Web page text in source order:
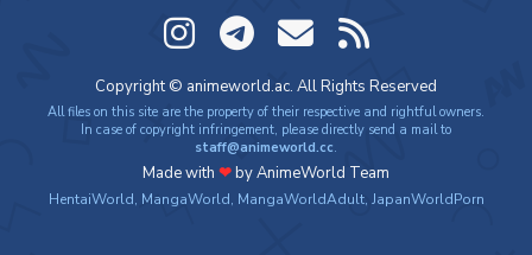
Special - 2005 - 42 min/ep
One Piece Movie 07: Karakuri-jou no Mecha Kyohei
Movie - 2006 - 1h e 34 min/ep
One Piece Movie 07: Karakuri-jou no Mecha Kyohei
(ITA)
Copyright © animeworld.ac. All Rights Reserved
All files on this site are the property of their respective and rightful owners.
In case of copyright infringement, please directly send a mail to
staff@animeworld.cc.
Made with ❤by AnimeWorld Team
HentaiWorld, MangaWorld, MangaWorldAdult, JapanWorldPorn